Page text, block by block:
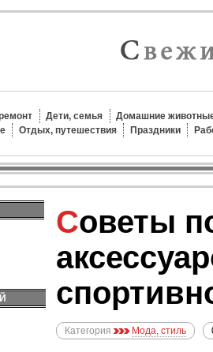
Дети, семья
Домашние
Отдых, путешествия Праздники
Советы по выбору
Категория Мода, стиль